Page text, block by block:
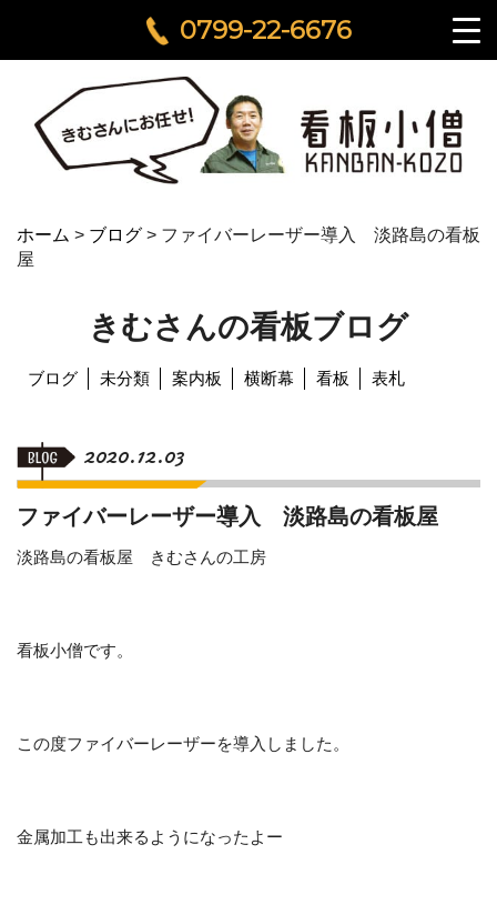
0799-22-6676
ホーム > ブログ > ファイバーレーザー導入 淡路島の看板
屋
きむさんの看板ブログ
ブログ 未分類 案内板 横断幕 看板 表札
2020.12.03
ファイバーレーザー導入 淡路島の看板屋
淡路島の看板屋 きむさんの工房
看板小僧です。
この度ファイバーレーザーを導入しました。
金属加工も出来るようになったよー